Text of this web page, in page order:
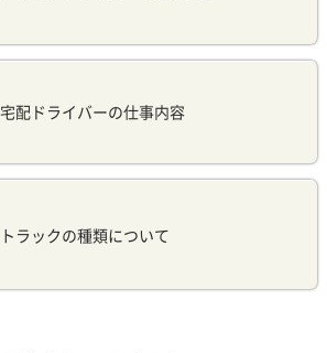
宅配ドライバーの仕事内容
トラックの種類について